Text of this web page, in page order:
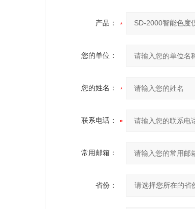
产品：
您的单位：
您的姓名：
联系电话：
常用邮箱：
省份：